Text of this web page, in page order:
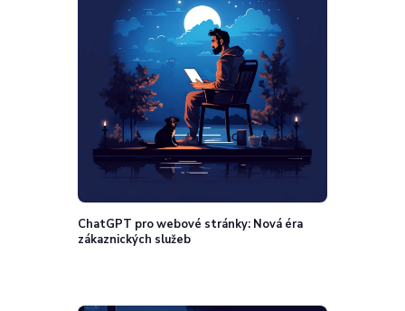
ChatGPT pro webové stránky: Nová éra
zákaznických služeb